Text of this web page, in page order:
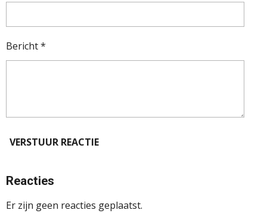
Bericht *
VERSTUUR REACTIE
Reacties
Er zijn geen reacties geplaatst.